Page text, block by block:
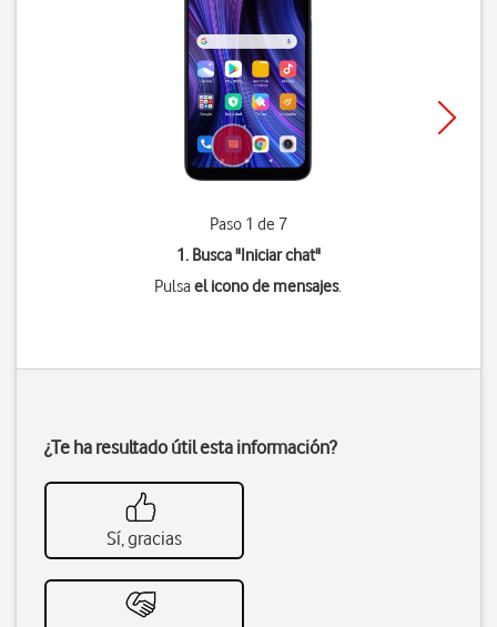
Paso 1 de 7
1. Busca "Iniciar chat"
Pulsael icono de mensajes.
¿Te ha resultado útil esta información?
Sí, gracias